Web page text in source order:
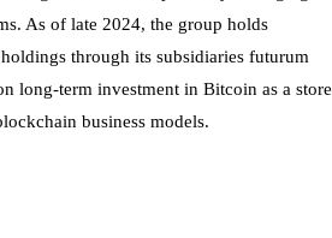
As of late 2024, the group holds
through its subsidiaries futurum
long-term investment in Bitcoin as a store
business models.